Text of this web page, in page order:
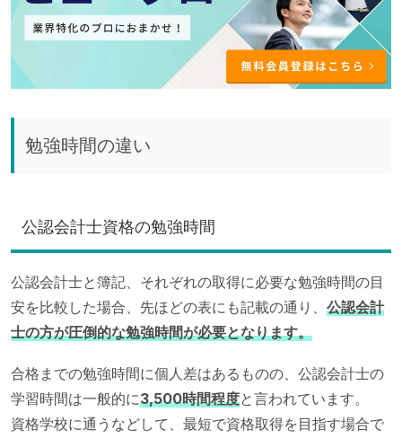
勉強時間の違い
公認会計士資格の勉強時間
公認会計士と簿記、それぞれの取得に必要な勉強時間の目
安を比較した場合、先ほどの表にも記載の通り、 公認会計
士の方が圧倒的な勉強時間が必要となります。
合格までの勉強時間に個人差はあるものの、公認会計士の
学習時間は一般的に3,500時間程度と言われています。
資格学校に通うなどして、最短で資格取得を目指す場合で